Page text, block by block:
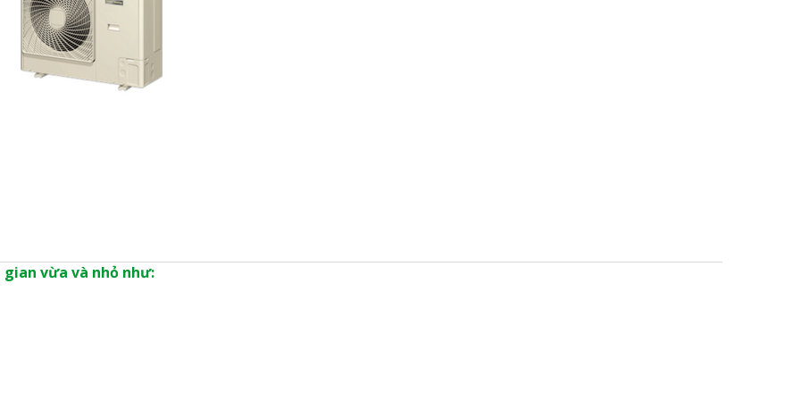
vừa và nhỏ như: